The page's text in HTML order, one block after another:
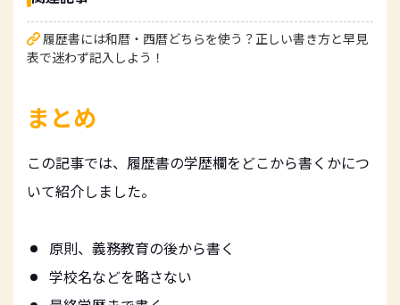
履歴書には和暦・西暦どちらを使う？正しい書き方と早見
表で迷わず記入しよう！
まとめ
この記事では、履歴書の学歴欄をどこから書くかにつ
いて紹介しました。
原則、義務教育の後から書く
学校名などを略さない